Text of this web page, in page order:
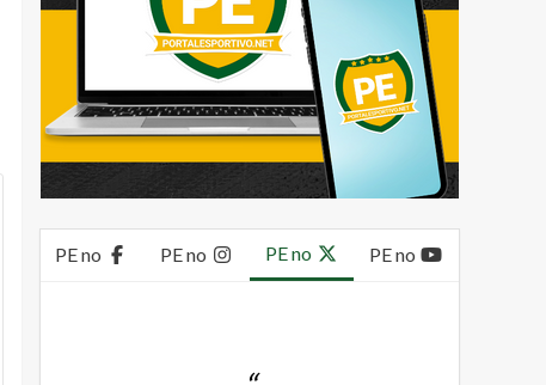
PE no PE no PE no PE no